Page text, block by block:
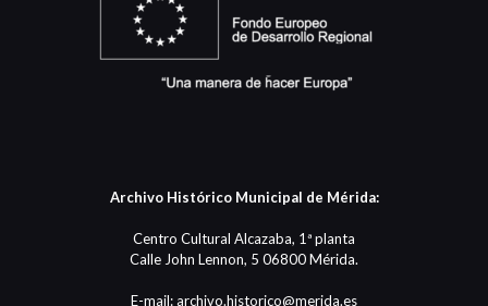
Archivo Histórico Municipal de Mérida:
Centro Cultural Alcazaba, 1ª planta
Calle John Lennon, 5 06800 Mérida.
E-mail: archivo.historico@merida.es